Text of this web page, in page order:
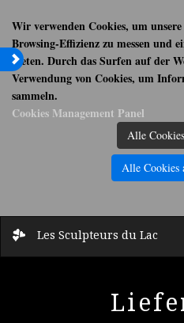
Wir verwenden Cookies, um
Browsing-Effizienz zu messen und
bieten. Durch das Surfen auf der
Verwendung von Cookies, um
sammeln.
Cookies Management Panel
Alle
Alle Cookies
Les Sculpteurs du Lac